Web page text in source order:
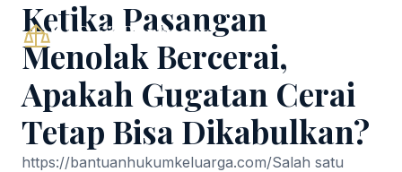
SAS & Partners
Ketika Pasangan
Menolak Bercerai,
Apakah Gugatan Cerai
Tetap Bisa Dikabulkan?
https://bantuanhukumkeluarga.com/Salah satu